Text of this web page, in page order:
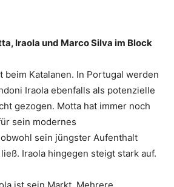
Iraola und Marco Silva im Block
beim Katalanen. In Portugal werden
Iraola ebenfalls als potenzielle
gezogen. Motta hat immer noch
sein modernes
sein jüngster Aufenthalt
Iraola hingegen steigt stark auf.
ist sein Markt. Mehrere